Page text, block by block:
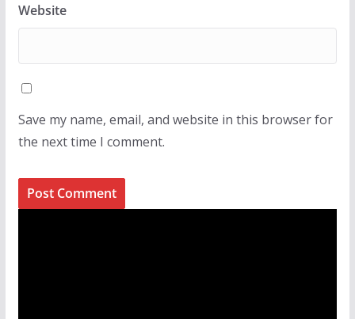
Website
Save my name, email, and website in this browser for
the next time I comment.